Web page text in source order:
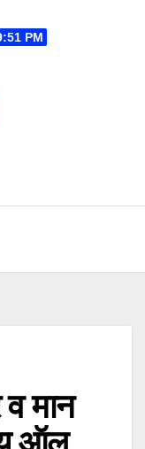
PM
मान